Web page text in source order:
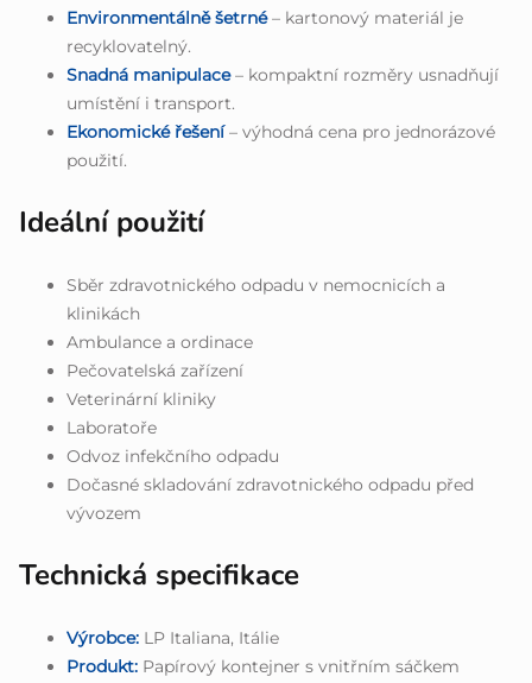
Environmentálně šetrné– kartonový materiál je
recyklovatelný.
Snadná manipulace– kompaktní rozměry usnadňují
umístění i transport.
Ekonomické řešení– výhodná cena pro jednorázové
použití.
Ideální použití
Sběr zdravotnického odpadu v nemocnicích a
klinikách
Ambulance a ordinace
Pečovatelská zařízení
Veterinární kliniky
Laboratoře
Odvoz infekčního odpadu
Dočasné skladování zdravotnického odpadu před
vývozem
Technická specifikace
Výrobce: LP Italiana, Itálie
Produkt: Papírový kontejner s vnitřním sáčkem